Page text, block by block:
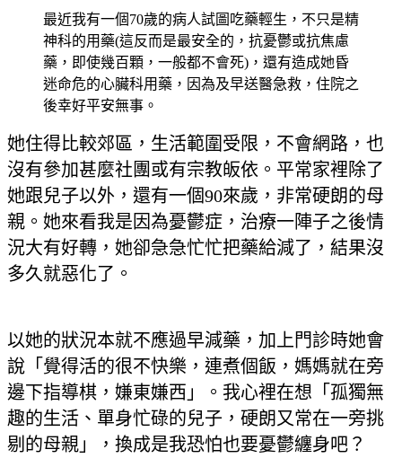
最近我有一個70歲的病人試圖吃藥輕生，不只是精
神科的用藥(這反而是最安全的，抗憂鬱或抗焦慮
藥，即使幾百顆，一般都不會死)，還有造成她昏
迷命危的心臟科用藥，因為及早送醫急救，住院之
後幸好平安無事。
她住得比較郊區，生活範圍受限，不會網路，也
沒有參加甚麼社團或有宗教皈依。平常家裡除了
她跟兒子以外，還有一個90來歲，非常硬朗的母
親。她來看我是因為憂鬱症，治療一陣子之後情
況大有好轉，她卻急急忙忙把藥給減了，結果沒
多久就惡化了。
以她的狀況本就不應過早減藥，加上門診時她會
說「覺得活的很不快樂，連煮個飯，媽媽就在旁
邊下指導棋，嫌東嫌西」。我心裡在想「孤獨無
趣的生活、單身忙碌的兒子，硬朗又常在一旁挑
剔的母親」，換成是我恐怕也要憂鬱纏身吧？